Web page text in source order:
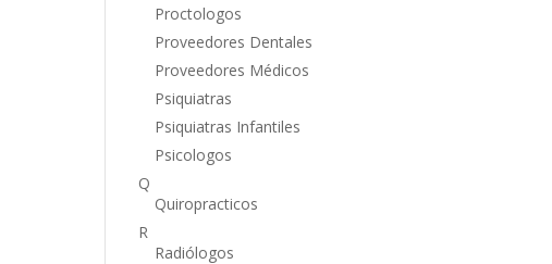
Proctologos
Proveedores Dentales
Proveedores Médicos
Psiquiatras
Psiquiatras Infantiles
Psicologos
Q
Quiropracticos
R
Radiólogos